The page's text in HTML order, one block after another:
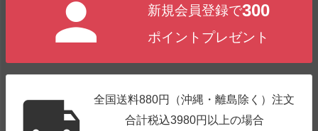
新規会員登録で300
ポイントプレゼント
全国送料880円（沖縄・離島除く）注文
合計税込3980円以上の場合